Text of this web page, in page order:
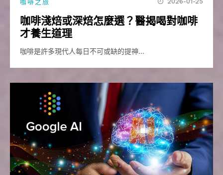
咖啡之旅
咖啡淺焙或深焙怎麼選？醫揭喝對咖啡
才養生道理
咖啡是許多現代人每日不可或缺的提神…